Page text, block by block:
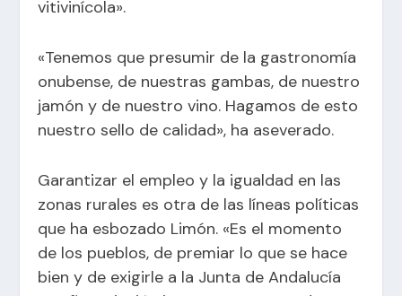
vitivinícola».
«Tenemos que presumir de la gastronomía
onubense, de nuestras gambas, de nuestro
jamón y de nuestro vino. Hagamos de esto
nuestro sello de calidad», ha aseverado.
Garantizar el empleo y la igualdad en las
zonas rurales es otra de las líneas políticas
que ha esbozado Limón. «Es el momento
de los pueblos, de premiar lo que se hace
bien y de exigirle a la Junta de Andalucía